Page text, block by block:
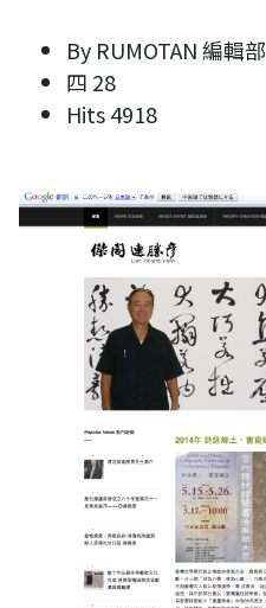
By RUMOTAN 編輯部
四 28
Hits4918